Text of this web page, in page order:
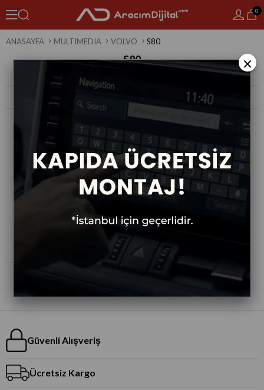
0
ANASAYFA MULTIMEDIA VOLVO S80
S80
Filtreleme
Güvenli Alışveriş
Ücretsiz Kargo
×